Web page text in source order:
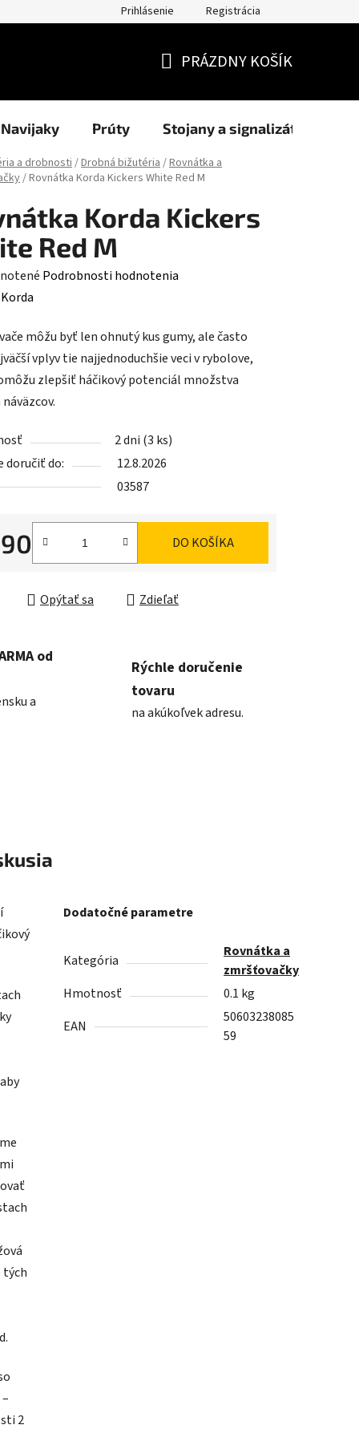
Formuláre NAŠI PARTNERI -
Prihlásenie Registrácia
KOŠÍK
PRÁZDNY KOŠÍK
Navijaky Prúty Stojany a signalizátory
a drobnosti/Drobná bižutéria/Rovnátka a
/Rovnátka Korda Kickers White Red M
Korda Kickers
Red M
Podrobnosti hodnotenia
Korda
môžu byť len ohnutý kus gumy, ale často
vplyv tie najjednoduchšie veci v rybolove,
zlepšiť háčikový potenciál množstva
2 dni (3 ks)
doručiť do:
12.8.2026
03587
cena:
DO KOŠÍKA
Opýtať sa Zdieľať
od
a
Rýchle doručenie
tovaru
na akúkoľvek adresu.
tých
2
Dodatočné parametre
Kategória
Rovnátka a
zmršťovačky
Hmotnosť
0.1 kg
EAN
50603238085
59